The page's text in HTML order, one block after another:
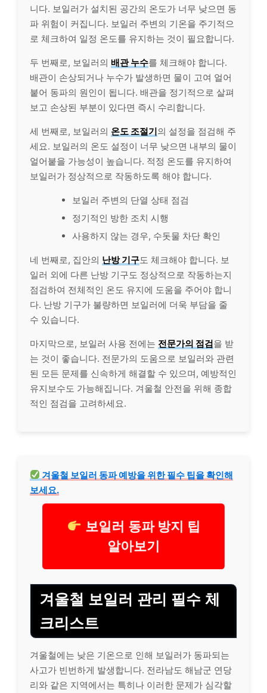
니다. 보일러가 설치된 공간의 온도가 너무 낮으면 동
파 위험이 커집니다. 보일러 주변의 기온을 주기적으
로 체크하여 일정 온도를 유지하는 것이 필요합니다.
두 번째로, 보일러의 배관 누수를 체크해야 합니다.
배관이 손상되거나 누수가 발생하면 물이 고여 얼어
붙어 동파의 원인이 됩니다. 배관을 정기적으로 살펴
보고 손상된 부분이 있다면 즉시 수리합니다.
세 번째로, 보일러의 온도 조절기의 설정을 점검해 주
세요. 보일러의 온도 설정이 너무 낮으면 내부의 물이
얼어붙을 가능성이 높습니다. 적정 온도를 유지하여
보일러가 정상적으로 작동하도록 해야 합니다.
보일러 주변의 단열 상태 점검
정기적인 방한 조치 시행
사용하지 않는 경우, 수돗물 차단 확인
네 번째로, 집안의 난방 기구도 체크해야 합니다. 보
일러 외에 다른 난방 기구도 정상적으로 작동하는지
점검하여 전체적인 온도 유지에 도움을 주어야 합니
다. 난방 기구가 불량하면 보일러에 더욱 부담을 줄
수 있습니다.
마지막으로, 보일러 사용 전에는 전문가의 점검을 받
는 것이 좋습니다. 전문가의 도움으로 보일러와 관련
된 모든 문제를 신속하게 해결할 수 있으며, 예방적인
유지보수도 가능해집니다. 겨울철 안전을 위해 종합
적인 점검을 고려하세요.
겨울철 보일러 동파 예방을 위한 필수 팁을 확인해
보세요.
보일러 동파 방지 팁
알아보기
겨울철 보일러 관리 필수 체
크리스트
겨울철에는 낮은 기온으로 인해 보일러가 동파되는
사고가 빈번하게 발생합니다. 전라남도 해남군 연당
리와 같은 지역에서는 특히나 이러한 문제가 심각할